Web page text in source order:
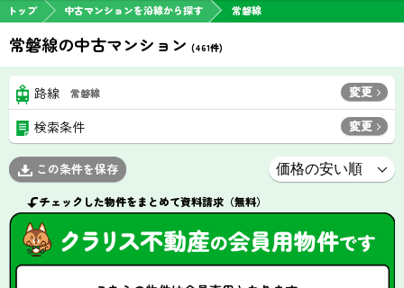
トップ 中古マンションを沿線から探す 常磐線
常磐線の中古マンション (461件)
路線 常磐線 変更
検索条件 変更
この条件を保存
チェックした物件をまとめて資料請求（無料）